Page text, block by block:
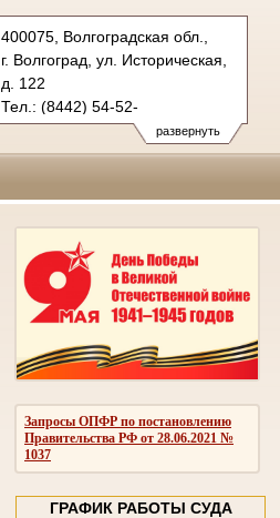
развернуть
400075, Волгоградская обл.,
г. Волгоград, ул. Историческая,
д. 122
Тел.: (8442) 54-52-
04 (приемная, факс)
dser.vol@sudrf.ru
Запросы ОПФР по постановлению
Правительства РФ от 28.06.2021 №
1037
ГРАФИК РАБОТЫ СУДА